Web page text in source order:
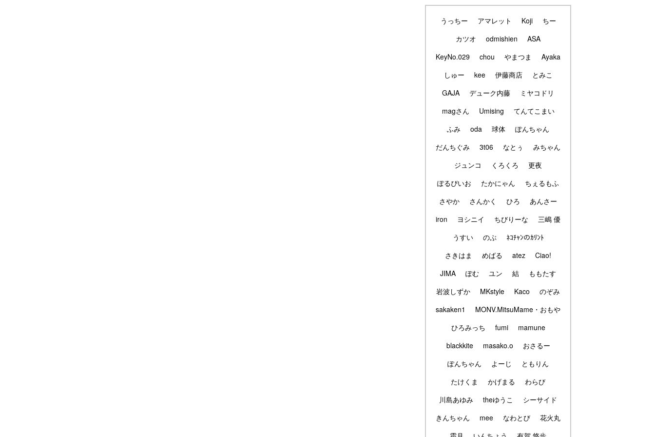
うっちー アマレット Koji
ちー
カツオ
odmishien
ASA
KeyNo.029
chou やまつま
Ayaka
しゅー
kee 伊藤商店
とみこ
GAJA
デューク内藤
ミヤコドリ
magさん
Umising
てんてこまい
ふみ
oda 球体
ぽんちゃん
だんちぐみ
3t06 なとぅ
みちゃん
ジュンコ
くろくろ
更夜
ぽるぴいお
たかにゃん
ちぇるもふ
さやか
さんかく ひろ
あんさー
iron
ヨシニイ ちびりーな
三嶋 優
うすい
のぶ
ﾈｺﾁｬﾝのｶﾘﾝﾄ
さきはま
めばる atez
Ciao!
JIMA
ぽむ ユン 結
ももたす
岩波しずか
MKstyle Kaco
のぞみ
sakaken1
MONV.MitsuMame・おもや
ひろみっち
fumi
mamune
blackkite
masako.o
おさるー
ぽんちゃん
よーじ
ともりん
たけくま
かげまる
わらび
川島あゆみ
theゆうこ
シーサイド
きんちゃん
mee なわとび
花火丸